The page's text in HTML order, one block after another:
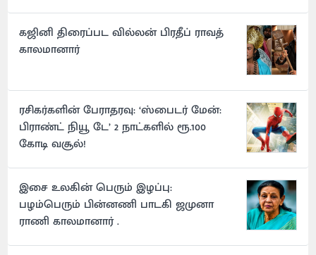
கஜினி திரைப்பட வில்லன் பிரதீப் ராவத்
காலமானார்
ரசிகர்களின் பேராதரவு: ‘ஸ்பைடர் மேன்:
பிராண்ட் நியூ டே’ 2 நாட்களில் ரூ.100
கோடி வசூல்!
இசை உலகின் பெரும் இழப்பு:
பழம்பெரும் பின்னணி பாடகி ஜமுனா
ராணி காலமானார் .